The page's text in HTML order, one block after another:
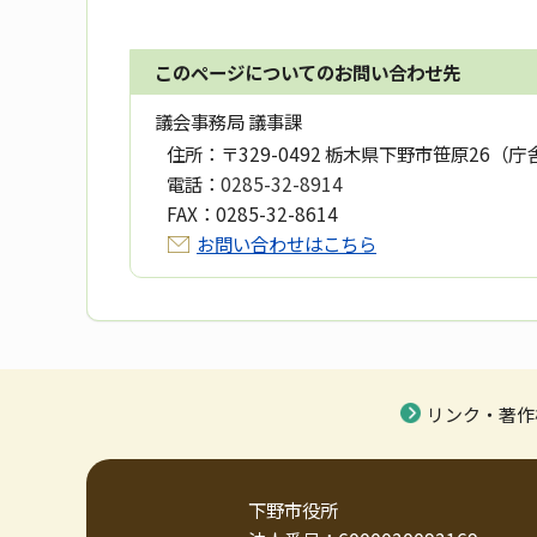
このページについてのお問い合わせ先
議会事務局 議事課
住所： 〒329-0492 栃木県下野市笹原26（庁
電話： 0285-32-8914
FAX： 0285-32-8614
お問い合わせはこちら
リンク・著
下野市役所